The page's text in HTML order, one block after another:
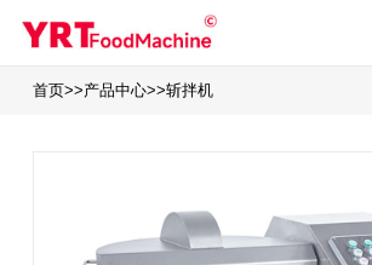
首页>>产品中心>>斩拌机